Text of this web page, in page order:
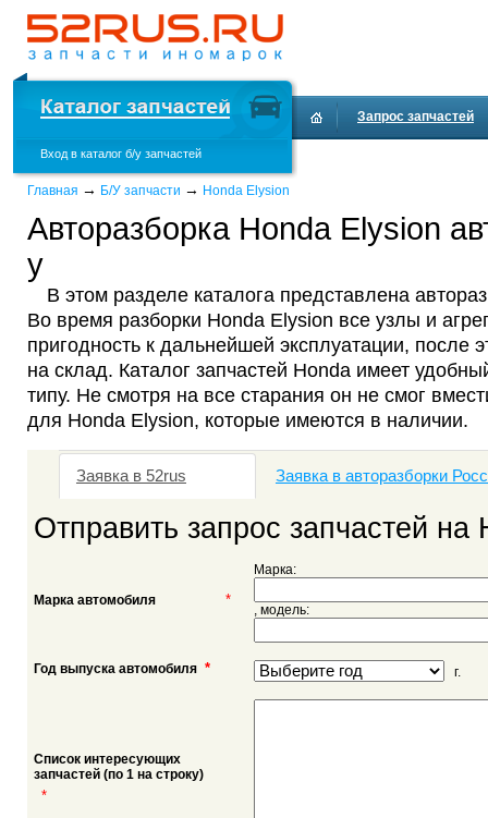
Вход в каталог б/у запчастей
Запрос запчастей
Главная → Б/У запчасти → Honda Elysion
Авторазборка Honda Elysion
у
В этом разделе каталога представлена
Во время разборки Honda Elysion все узлы и
пригодность к дальнейшей эксплуатации, после
на склад. Каталог запчастей Honda имеет
типу. Не смотря на все старания он не смог
для Honda Elysion, которые имеются в наличии.
Заявка в 52rus Заявка в авторазборки
Отправить запрос запчастей на
Марка автомобиля *
Марка:
, модель:
Год выпуска автомобиля * г.
Список интересующих
запчастей (по 1 на строку)
*